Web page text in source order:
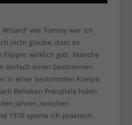
wie Tommy war ich
nicht glaube, dass es
Flipper wirklich gab. Manche
einfach einen bestimmten
in einer bestimmten Kneipe
Belieben Freispiele holen
Jahren zwischen
1978 spielte ich praktisch